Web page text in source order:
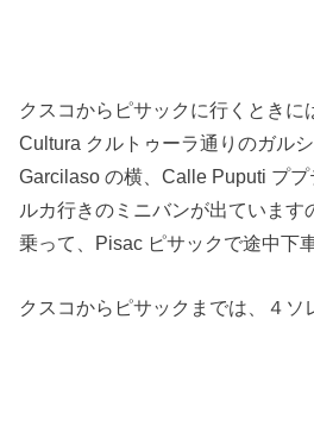
クスコからピサックに行くときに
Cultura クルトゥーラ通りのガル
Garcilaso の横、Calle Puputi プ
ルカ行きのミニバンが出ています
乗って、Pisac ピサックで途中下
クスコからピサックまでは、４ソ